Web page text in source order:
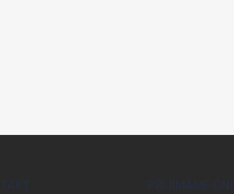
PŘIJÍMÁME